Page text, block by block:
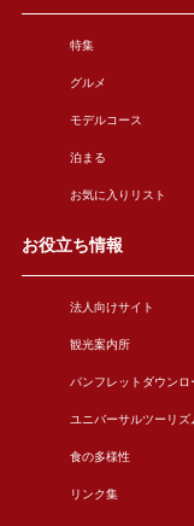
特集
グルメ
モデルコース
泊まる
お気に入りリスト
お役立ち情報
法人向けサイト
観光案内所
パンフレットダウンロ
ユニバーサルツーリズ
食の多様性
リンク集